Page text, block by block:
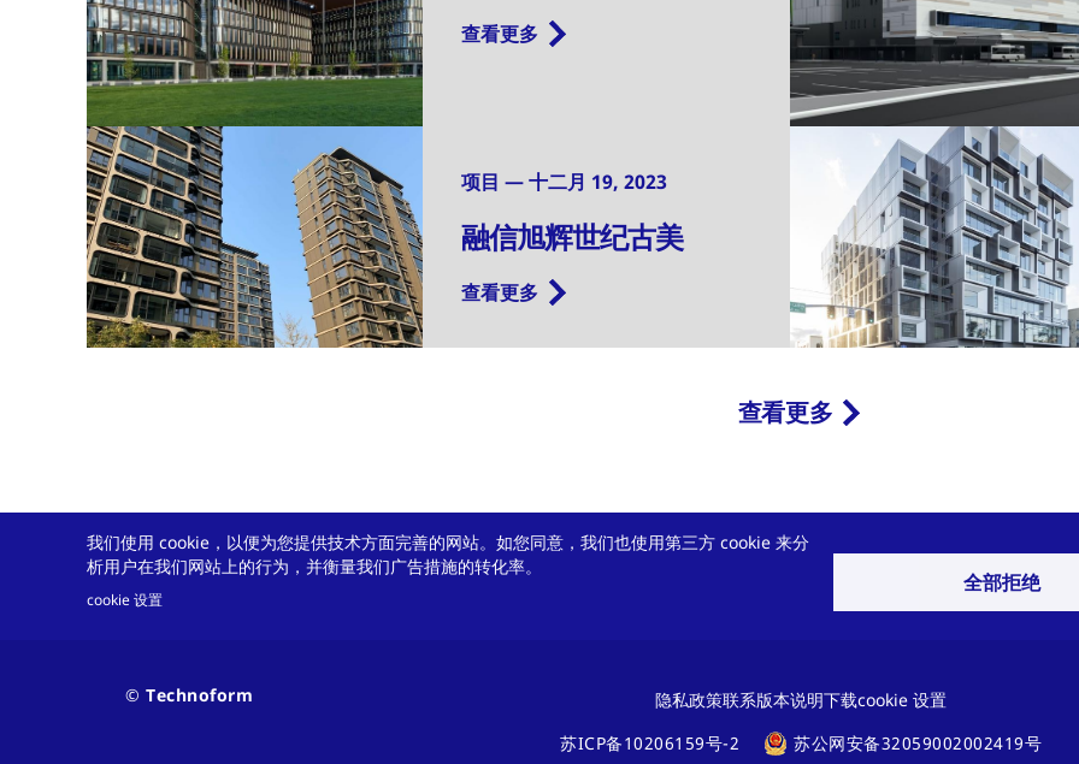
查看更多
项目 — 十二月 19, 2023
融信旭辉世纪古美
查看更多
查看更多
您需要我们提供解决方案吗？
持续创新是我们的制胜法宝。如果您遇到了难题，让我们携手找出最佳解决
我们使用 cookie，以便为您提供技术方面完善的网站。如您同意，我们也使用第三方 cookie 来分
析用户在我们网站上的行为，并衡量我们广告措施的转化率。
cookie 设置
全部拒绝
隐私政策联系版本说明下载cookie 设置
苏ICP备10206159号-2
苏公网安备32059002002419号
© Technoform